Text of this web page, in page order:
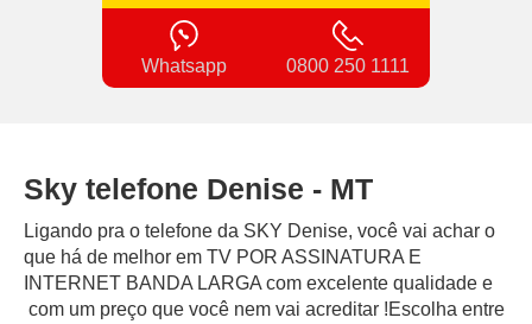
Whatsapp 0800 250 1111
Sky telefone Denise - MT
Ligando pra o telefone da SKY Denise, você vai achar o
que há de melhor em TV POR ASSINATURA E
INTERNET BANDA LARGA com excelente qualidade e
com um preço que você nem vai acreditar !Escolha entre